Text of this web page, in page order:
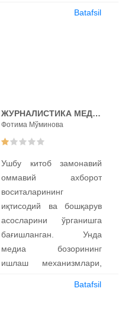
жамият олдидаги
масъулияти каби
назарий ва амалий
мисоллар билан
тушунтирилган.
Ушбу нашр олий ўқув
юртларининг
журналистика
йўналишида таҳсил
соҳа мутахассислари,
маҳоратининг
батафсил ёритилган.
Batafsil
ЖУРНАЛИСТИКА МЕДИА-МАРКЕТИНГ ВA МЕНЕЖМЕНТ
Фотима Мўминова
Ушбу китоб замонавий
оммавий ахборот
воситаларининг
иқтисодий ва бошқарув
асосларини ўрганишга
бағишланган. Унда
медиа бозорининг
ишлаш механизмлари,
Batafsil